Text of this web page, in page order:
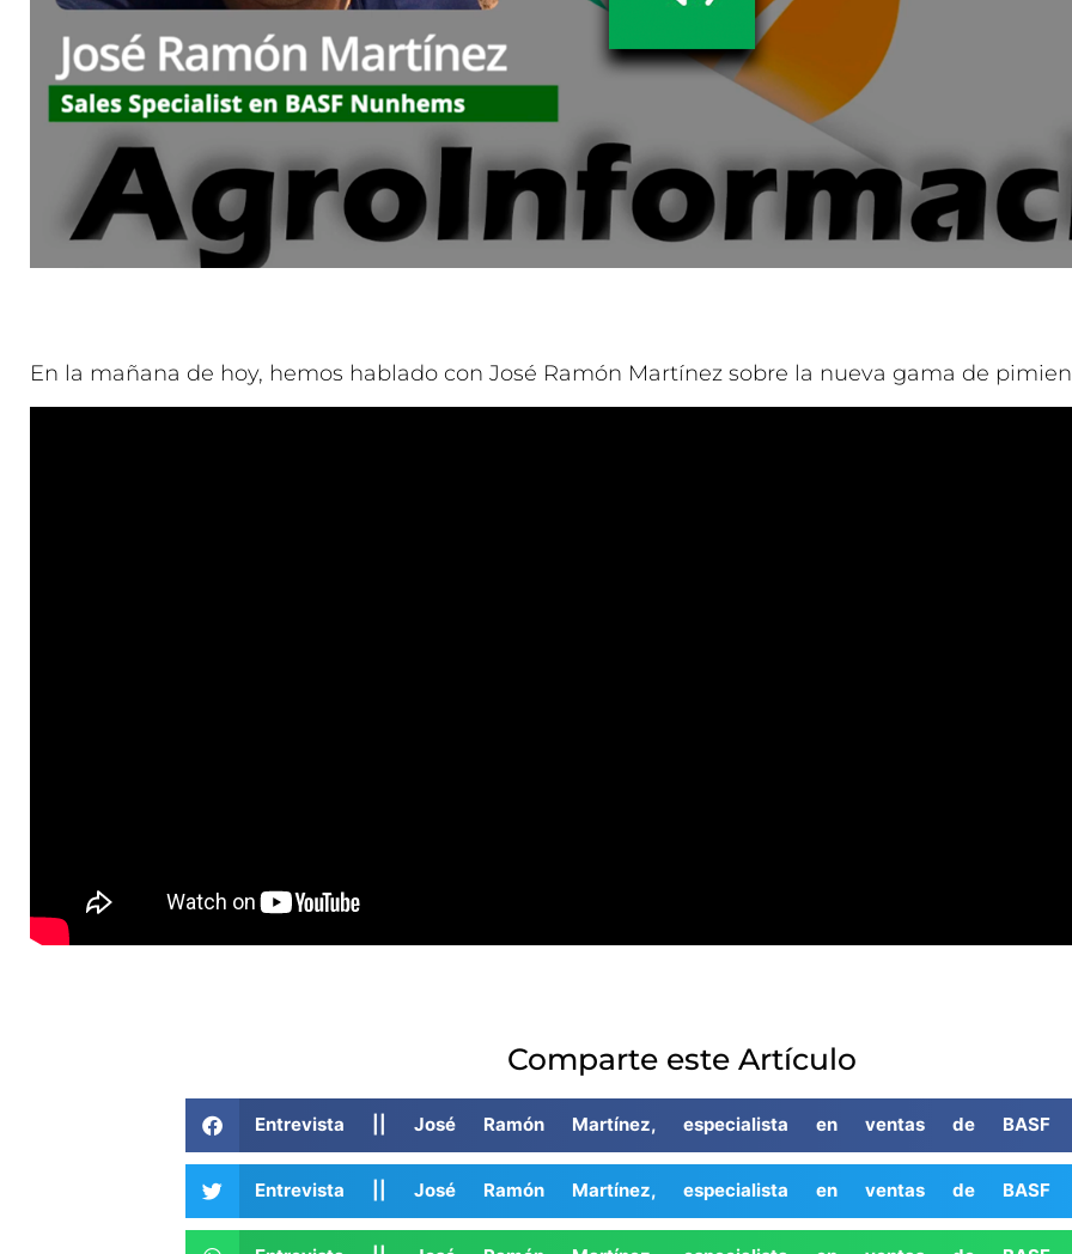
En la mañana de hoy, hemos hablado con José Ramón Martínez sobre la nueva gama de
Comparte este Artículo
Entrevista || José Ramón Martínez, especialista en ventas de BASF
Entrevista || José Ramón Martínez, especialista en ventas de BASF